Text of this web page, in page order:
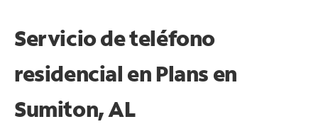
Servicio de teléfono
residencial en Plans en
Sumiton, AL